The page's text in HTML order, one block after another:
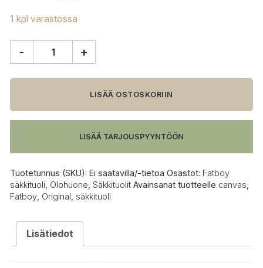
1 kpl varastossa
Canvas
määrä
- +
LISÄÄ OSTOSKORIIN
LISÄÄ TARJOUSPYYNTÖÖN
Tuotetunnus (SKU): Ei saatavilla/-tietoa Osastot: Fatboy
säkkituoli Olohuone Säkkituolit Avainsanat tuotteelle canvas
Fatboy Original säkkituoli
Lisätiedot